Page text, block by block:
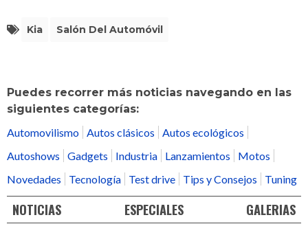
Kia Salón Del Automóvil
Puedes recorrer más noticias navegando en las
siguientes categorías:
Automovilismo
Autos clásicos
Autos ecológicos
Autoshows
Gadgets Industria Lanzamientos
Motos
Novedades
Tecnología Test drive Tips y Consejos Tuning
NOTICIAS ESPECIALES GALERIAS